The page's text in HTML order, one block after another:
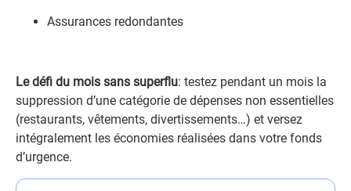
Assurances redondantes
Le défi du mois sans superflu: testez pendant un mois la
suppression d’une catégorie de dépenses non essentielles
(restaurants, vêtements, divertissements…) et versez
intégralement les économies réalisées dans votre fonds
d’urgence.